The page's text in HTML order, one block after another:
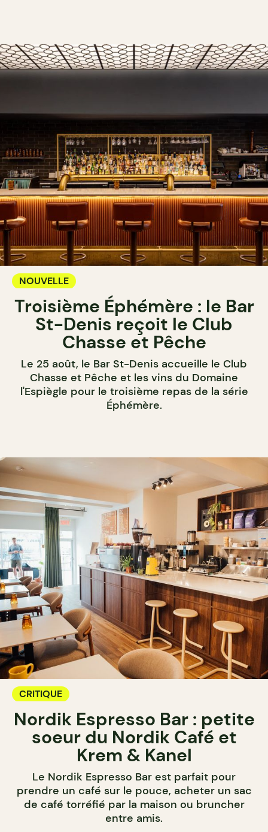
NOUVELLE
Troisième Éphémère : le Bar
St-Denis reçoit le Club
Chasse et Pêche
Le 25 août, le Bar St-Denis accueille le Club
Chasse et Pêche et les vins du Domaine
l'Espiègle pour le troisième repas de la série
Éphémère.
CRITIQUE
Nordik Espresso Bar : petite
soeur du Nordik Café et
Krem & Kanel
Le Nordik Espresso Bar est parfait pour
prendre un café sur le pouce, acheter un sac
de café torréfié par la maison ou bruncher
entre amis.